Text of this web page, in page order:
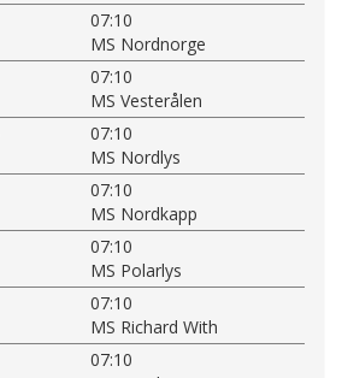
07:10
MS Nordnorge
07:10
MS Vesterålen
07:10
MS Nordlys
07:10
MS Nordkapp
07:10
MS Polarlys
07:10
MS Richard With
07:10